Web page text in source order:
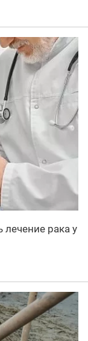
рака у